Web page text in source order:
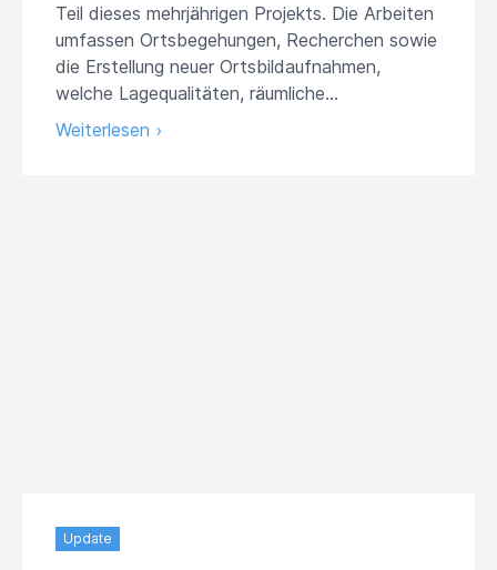
Teil dieses mehrjährigen Projekts. Die Arbeiten
umfassen Ortsbegehungen, Recherchen sowie
die Erstellung neuer Ortsbildaufnahmen,
welche Lagequalitäten, räumliche...
Weiterlesen ›
Update